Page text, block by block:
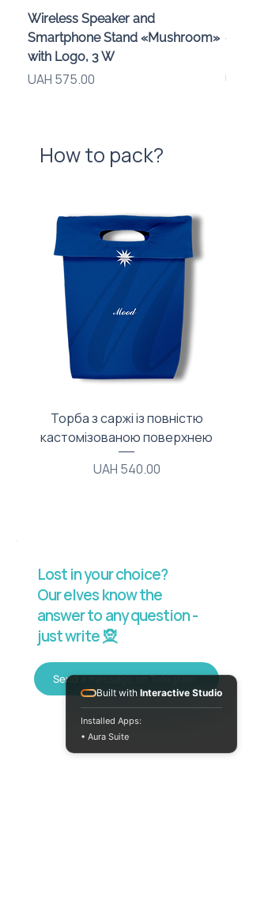
Wireless Speaker and
Smartphone Stand «Mushroom»
with Logo, 3 W
Price
UAH 575.00 Price
UAH
How to pack?
Торба з саржі із повністю
кастомізованою поверхнею
Price
UAH 540.00
Lost in your choice?
Our elves know the
answer to any question -
just write 🧝
Send a message on Telegram
Built with Interactive Studio
Installed Apps:
• Aura Suite